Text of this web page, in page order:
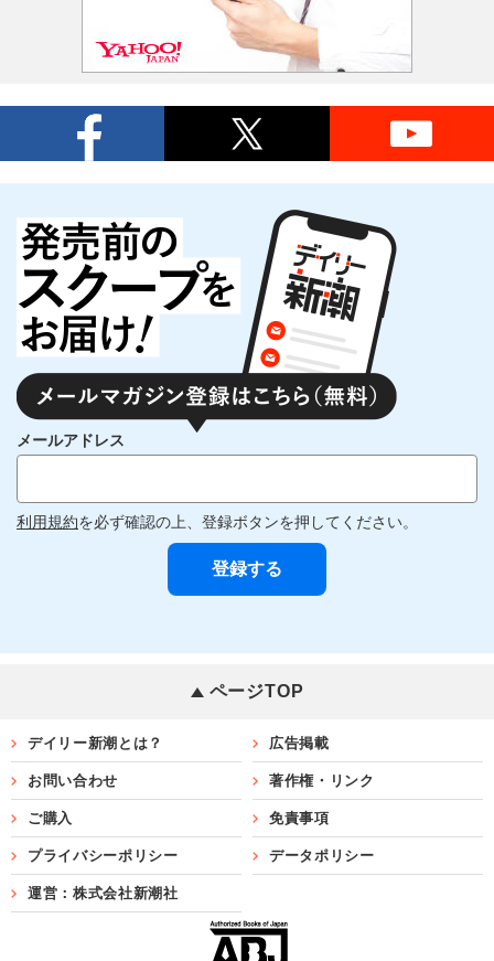
メールアドレス
利用規約を必ず確認の上、登録ボタンを押してください。
ページTOP
デイリー新潮とは？ 広告掲載
お問い合わせ 著作権・リンク
ご購入 免責事項
プライバシーポリシー データポリシー
運営：株式会社新潮社